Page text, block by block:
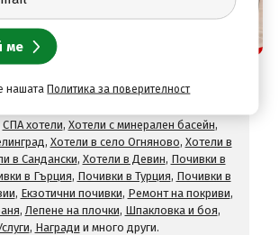
да изберете нас
- най-предпочитан онлайн сайт
и услуги с отстъпки
СПА хотели, Хотели с минерален басейн,
, Хотели в село Огняново, Хотели в
в Сандански, Хотели в Девин, Почивки в
в Гърция, Почивки в Турция, Почивки в
, Екзотични почивки, Ремонт на покриви,
, Лепене на плочки, Шпакловка и боя,
, Награди и много други.
нашатаПолитика за поверителност